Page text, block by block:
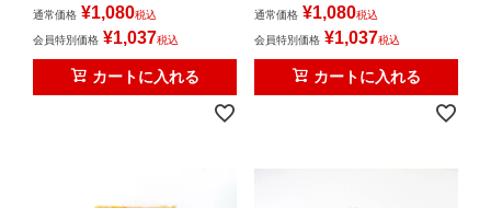
通常価格 ¥1,080税込
会員特別価格 ¥1,037税込
カートに入れる
通常価格 ¥1,080税込
会員特別価格 ¥1,037税込
カートに入れる